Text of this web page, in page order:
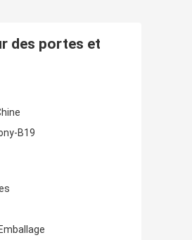
des portes et
B19